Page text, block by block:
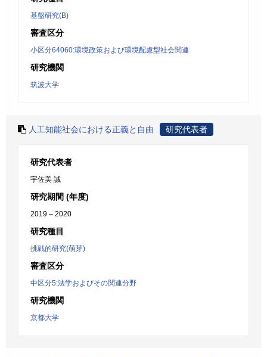
基盤研究(B)
審査区分
小区分64060:環境政策および環境配慮型社会関連
研究機関
筑波大学
人工知能社会における正義と自由 研究代表者
研究代表者
宇佐美 誠
研究期間 (年度)
2019 – 2020
研究種目
挑戦的研究(萌芽)
審査区分
中区分5:法学およびその関連分野
研究機関
京都大学